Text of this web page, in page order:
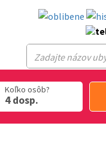
Koľko osôb?
4 dosp.